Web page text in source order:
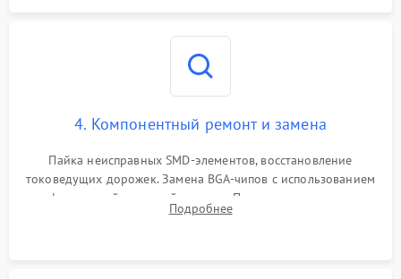
4. Компонентный ремонт и замена
Пайка неисправных SMD-элементов, восстановление
токоведущих дорожек. Замена BGA-чипов с использованием
инфракрасной паяльной станции. Прошивка микросхемы
BIOS или замена поврежденных портов USB
Подробнее